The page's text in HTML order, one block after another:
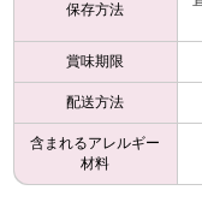
保存方法
賞味期限
配送方法
含まれるアレルギー
材料